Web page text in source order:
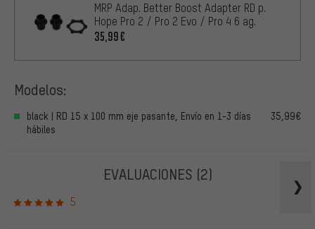
MRP Adap. Better Boost Adapter RD p.
Hope Pro 2 / Pro 2 Evo / Pro 4 6 ag.
35,99€
Modelos:
black | RD 15 x 100 mm eje pasante, Envío en 1-3 días
hábiles
35,99€
EVALUACIONES (2)
5